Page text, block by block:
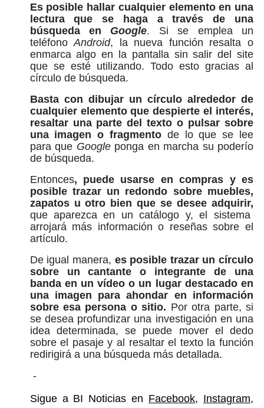
Es posible hallar cualquier elemento en una
lectura que se haga a través de una
búsqueda en Google. Si se emplea un
teléfonoAndroid, la nueva función resalta o
enmarca algo en la pantalla sin salir del site
que se esté utilizando. Todo esto gracias al
círculo de búsqueda.
Basta con dibujar un círculo alrededor de
cualquier elemento que despierte el interés,
resaltar una parte del texto o pulsar sobre
una imagen o fragmento de lo que se lee
para que Google ponga en marcha su poderío
de búsqueda.
Entonces, puede usarse en compras y es
posible trazar un redondo sobre muebles,
zapatos u otro bien que se desee adquirir,
que aparezca en un catálogo y, el sistema
arrojará más información o reseñas sobre el
artículo.
De igual manera, es posible trazar un círculo
sobre un cantante o integrante de una
banda en un vídeo o un lugar destacado en
una imagen para ahondar en información
sobre esa persona o sitio. Por otra parte, si
se desea profundizar una investigación en una
idea determinada, se puede mover el dedo
sobre el pasaje y al resaltar el texto la función
redirigirá a una búsqueda más detallada.
-
Sigue a BI Noticias en Facebook, Instagram,